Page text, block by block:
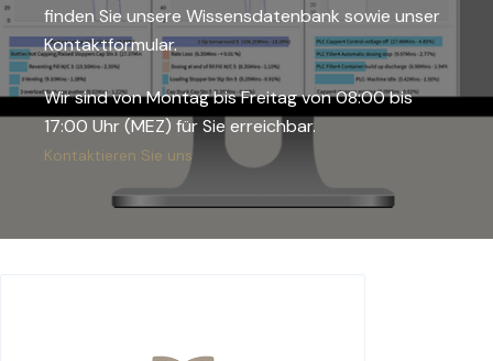
finden Sie unsere Wissensdatenbank sowie unser
Kontaktformular.
Wir sind von Montag bis Freitag von 08:00 bis
17:00 Uhr (MEZ) für Sie erreichbar.
Kontaktieren Sie uns